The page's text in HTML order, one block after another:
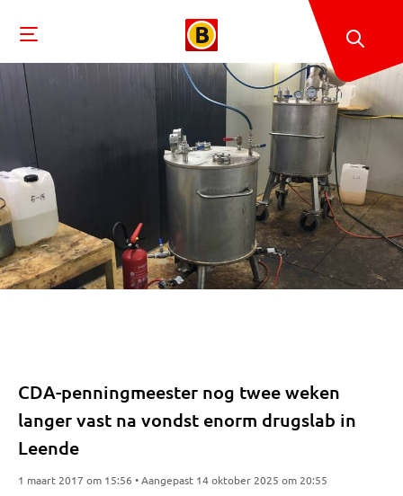
CDA-penningmeester nog twee weken
langer vast na vondst enorm drugslab in
Leende
1 maart 2017 om 15:56 • Aangepast 14 oktober 2025 om 20:55